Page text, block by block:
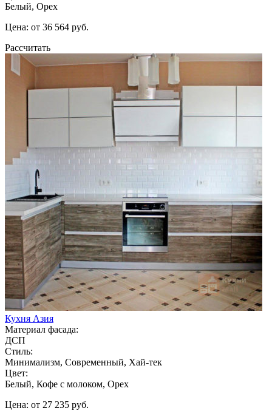
Белый, Орех
Цена: от 36 564 руб.
Рассчитать
Кухня Азия
Материал фасада:
ДСП
Стиль:
Минимализм, Современный, Хай-тек
Цвет:
Белый, Кофе с молоком, Орех
Цена: от 27 235 руб.